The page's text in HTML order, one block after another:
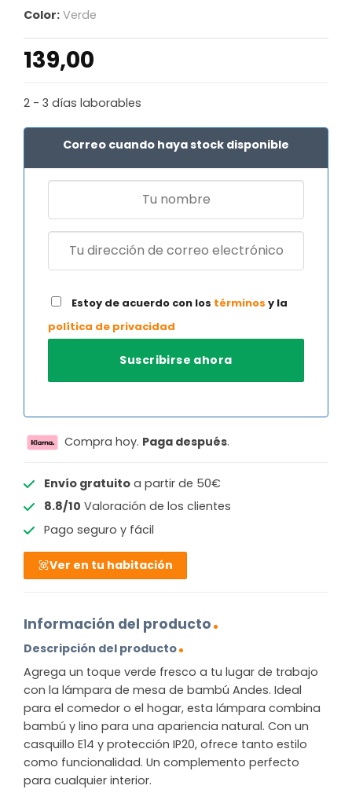
Color: Verde
139,00
2 - 3 días laborables
Correo cuando haya stock disponible
Estoy de acuerdo con los términos y la
política de privacidad
Compra hoy. Paga después.
Envío gratuitoa partir de 50€
8.8/10 Valoración de los clientes
Pago seguro y fácil
Ver en tu habitación
Información del producto
Descripción del producto
Agrega un toque verde fresco a tu lugar de trabajo
con la lámpara de mesa de bambú Andes. Ideal
para el comedor o el hogar, esta lámpara combina
bambú y lino para una apariencia natural. Con un
casquillo E14 y protección IP20, ofrece tanto estilo
como funcionalidad. Un complemento perfecto
para cualquier interior.